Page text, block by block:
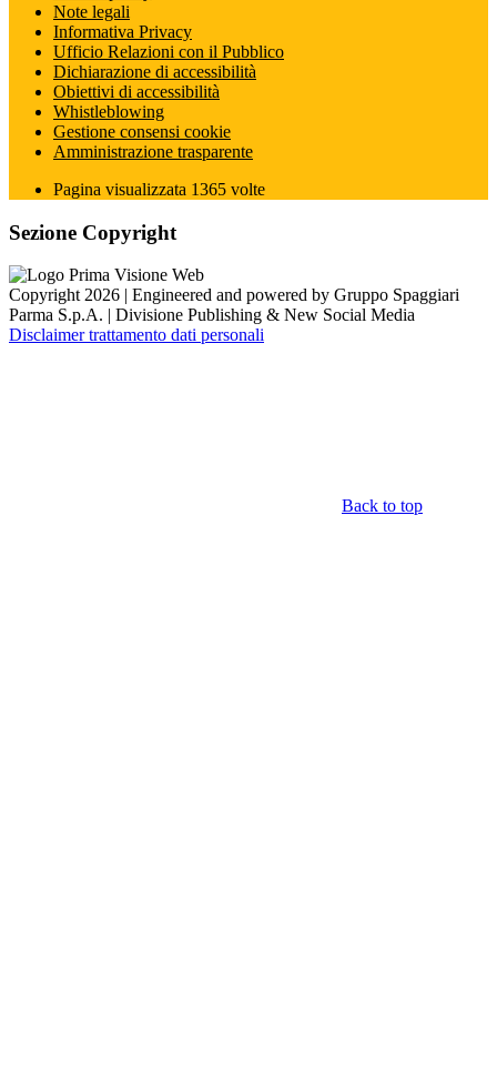
Note legali
Informativa Privacy
Ufficio Relazioni con il Pubblico
Dichiarazione di accessibilità
Obiettivi di accessibilità
Whistleblowing
Gestione consensi cookie
Amministrazione trasparente
Pagina visualizzata 1365 volte
Sezione Copyright
Copyright 2026 | Engineered and powered by Gruppo Spaggiari
Parma S.p.A. | Divisione Publishing & New Social Media
Disclaimer trattamento dati personali
Back to top